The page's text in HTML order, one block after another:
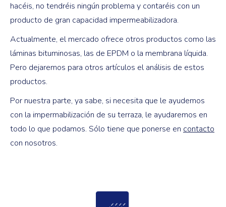
hacéis, no tendréis ningún problema y contaréis con un
producto de gran capacidad impermeabilizadora.
Actualmente, el mercado ofrece otros productos como las
láminas bituminosas, las de EPDM o la membrana líquida.
Pero dejaremos para otros artículos el análisis de estos
productos.
Por nuestra parte, ya sabe, si necesita que le ayudemos
con la impermabilización de su terraza, le ayudaremos en
todo lo que podamos. Sólo tiene que ponerse en contacto
con nosotros.